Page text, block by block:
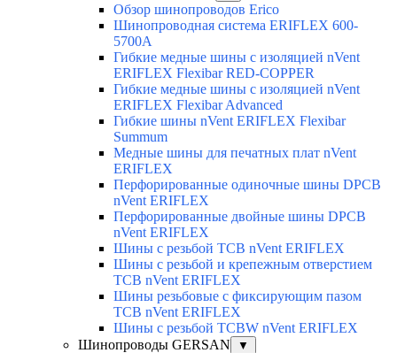
Обзор шинопроводов Erico
Шинопроводная система ERIFLEX 600-
5700A
Гибкие медные шины с изоляцией nVent
ERIFLEX Flexibar RED-COPPER
Гибкие медные шины с изоляцией nVent
ERIFLEX Flexibar Advanced
Гибкие шины nVent ERIFLEX Flexibar
Summum
Медные шины для печатных плат nVent
ERIFLEX
Перфорированные одиночные шины DPCB
nVent ERIFLEX
Перфорированные двойные шины DPCB
nVent ERIFLEX
Шины с резьбой TCB nVent ERIFLEX
Шины с резьбой и крепежным отверстием
TCB nVent ERIFLEX
Шины резьбовые с фиксирующим пазом
TCB nVent ERIFLEX
Шины с резьбой TCBW nVent ERIFLEX
Шинопроводы GERSAN
▼